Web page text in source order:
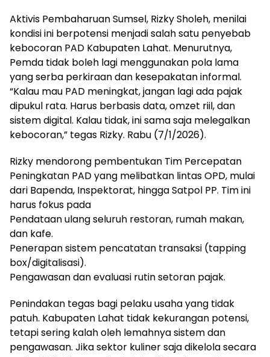
Aktivis Pembaharuan Sumsel, Rizky Sholeh, menilai
kondisi ini berpotensi menjadi salah satu penyebab
kebocoran PAD Kabupaten Lahat. Menurutnya,
Pemda tidak boleh lagi menggunakan pola lama
yang serba perkiraan dan kesepakatan informal.
“Kalau mau PAD meningkat, jangan lagi ada pajak
dipukul rata. Harus berbasis data, omzet riil, dan
sistem digital. Kalau tidak, ini sama saja melegalkan
kebocoran,” tegas Rizky. Rabu (7/1/2026).
Rizky mendorong pembentukan Tim Percepatan
Peningkatan PAD yang melibatkan lintas OPD, mulai
dari Bapenda, Inspektorat, hingga Satpol PP. Tim ini
harus fokus pada
Pendataan ulang seluruh restoran, rumah makan,
dan kafe.
Penerapan sistem pencatatan transaksi (tapping
box/digitalisasi).
Pengawasan dan evaluasi rutin setoran pajak.
Penindakan tegas bagi pelaku usaha yang tidak
patuh. Kabupaten Lahat tidak kekurangan potensi,
tetapi sering kalah oleh lemahnya sistem dan
pengawasan. Jika sektor kuliner saja dikelola secara